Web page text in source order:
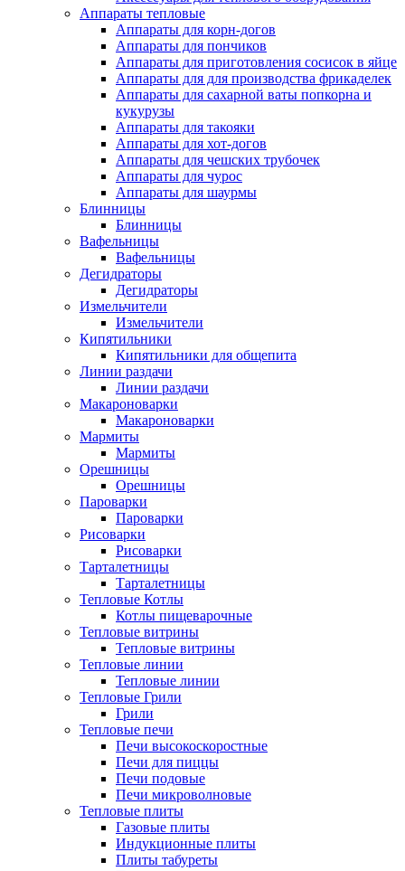
Аппараты тепловые
Аппараты для корн-догов
Аппараты для пончиков
Аппараты для приготовления сосисок в яйце
Аппараты для для производства фрикаделек
Аппараты для сахарной ваты попкорна и
кукурузы
Аппараты для такояки
Аппараты для хот-догов
Аппараты для чешских трубочек
Аппараты для чурос
Аппараты для шаурмы
Блинницы
Блинницы
Вафельницы
Вафельницы
Дегидраторы
Дегидраторы
Измельчители
Измельчители
Кипятильники
Кипятильники для общепита
Линии раздачи
Линии раздачи
Макароноварки
Макароноварки
Мармиты
Мармиты
Орешницы
Орешницы
Пароварки
Пароварки
Рисоварки
Рисоварки
Тарталетницы
Тарталетницы
Тепловые Котлы
Котлы пищеварочные
Тепловые витрины
Тепловые витрины
Тепловые линии
Тепловые линии
Тепловые Грили
Грили
Тепловые печи
Печи высокоскоростные
Печи для пиццы
Печи подовые
Печи микроволновые
Тепловые плиты
Газовые плиты
Индукционные плиты
Плиты табуреты